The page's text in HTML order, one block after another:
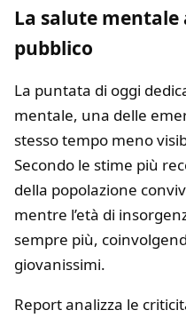
La salute
pubblico
La puntata di oggi
mentale, una delle
stesso tempo meno
Secondo le stime più
della popolazione
mentre l’età di
sempre più,
giovanissimi.
Report analizza le